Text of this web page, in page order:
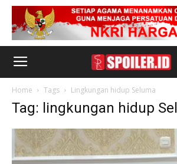
Home Tags Lingkungan hidup Seluma
Tag: lingkungan hidup